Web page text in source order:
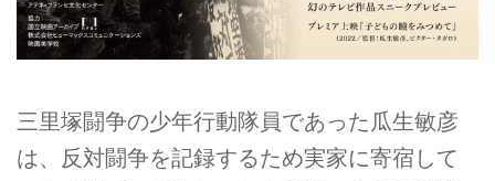
三里塚闘争の少年行動隊員であった瓜生敏彦
は、反対闘争を記録するため実家に寄宿して